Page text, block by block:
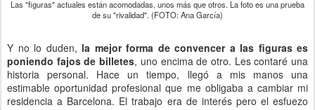
Las "figuras" actuales están acomodadas, unos más que otros. La foto es una prueba
de su "rivalidad". (FOTO: Ana García)
Y no lo duden, la mejor forma de convencer a las figuras es
poniendo fajos de billetes, uno encima de otro. Les contaré una
historia personal. Hace un tiempo, llegó a mis manos una
estimable oportunidad profesional que me obligaba a cambiar mi
residencia a Barcelona. El trabajo era de interés pero el esfuezo